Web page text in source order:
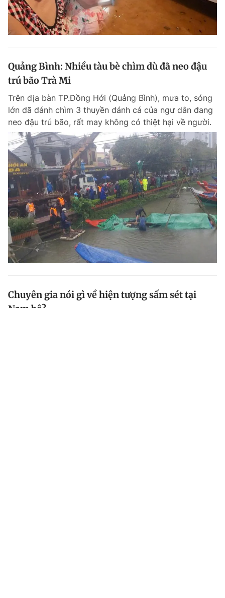
Quảng Bình: Nhiều tàu bè chìm dù đã neo đậu
trú bão Trà Mi
Trên địa bàn TP.Đồng Hới (Quảng Bình), mưa to, sóng
lớn đã đánh chìm 3 thuyền đánh cá của ngư dân đang
neo đậu trú bão, rất may không có thiệt hại về người.
Chuyên gia nói gì về hiện tượng sấm sét tại
Nam bộ?